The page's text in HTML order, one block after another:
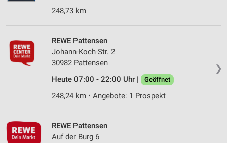
248,73 km
❯
REWE Pattensen
Johann-Koch-Str. 2
30982 Pattensen
Heute 07:00 - 22:00 Uhr |
Geöffnet
248,24 km • Angebote: 1 Prospekt
REWE Pattensen
Auf der Burg 6